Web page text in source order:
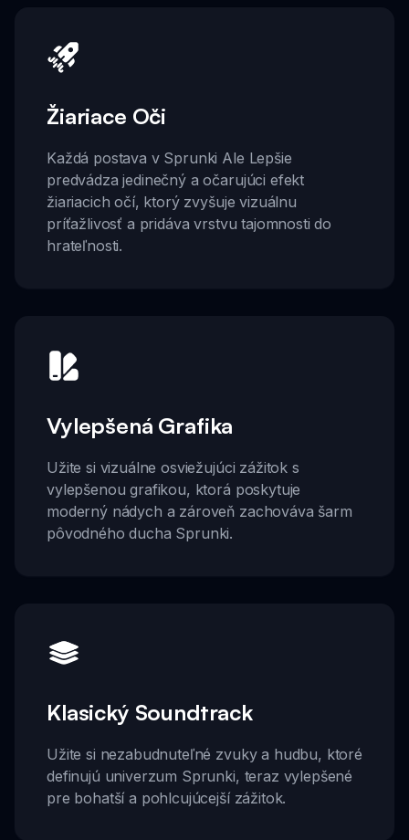
Žiariace Oči
Každá postava v Sprunki Ale Lepšie
predvádza jedinečný a očarujúci efekt
žiariacich očí, ktorý zvyšuje vizuálnu
príťažlivosť a pridáva vrstvu tajomnosti do
hrateľnosti.
Vylepšená Grafika
Užite si vizuálne osviežujúci zážitok s
vylepšenou grafikou, ktorá poskytuje
moderný nádych a zároveň zachováva šarm
pôvodného ducha Sprunki.
Klasický Soundtrack
Užite si nezabudnuteľné zvuky a hudbu, ktoré
definujú univerzum Sprunki, teraz vylepšené
pre bohatší a pohlcujúcejší zážitok.